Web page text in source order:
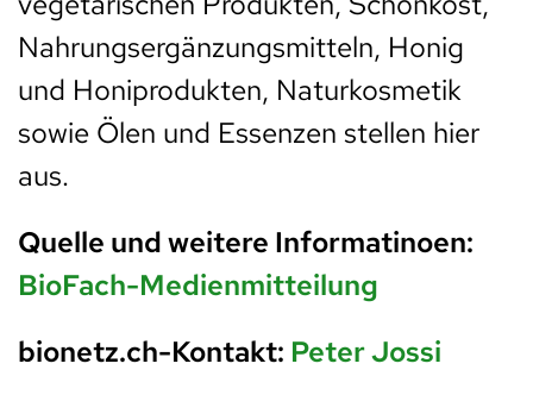
Nahrungsergänzungsmitteln, Honig
und Honiprodukten, Naturkosmetik
sowie Ölen und Essenzen stellen hier
aus.
Quelle und weitere Informatinoen:
BioFach-Medienmitteilung
bionetz.ch-Kontakt: Peter Jossi